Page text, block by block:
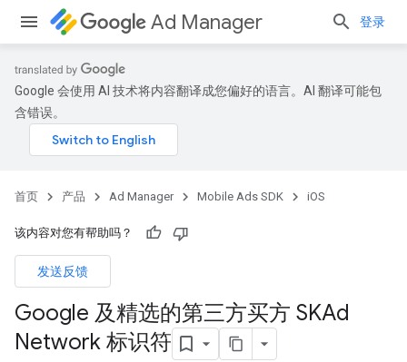
Ad Manager 登录
Google 会使用 AI 技术将内容翻译成您偏好的语言。AI 翻译可能包
含错误。
首页 产品 Ad Manager Mobile Ads SDK iOS
该内容对您有帮助吗？
发送反馈
Google 及精选的第三方买方 SKAd
Network 标识符